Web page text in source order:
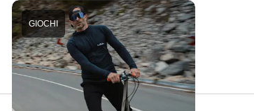
GIOCHI